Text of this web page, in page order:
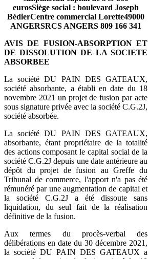
eurosSiège social : boulevard Joseph
BédierCentre commercial Lorette49000
ANGERSRCS ANGERS 809 166 341
AVIS DE FUSION-ABSORPTION ET
DE DISSOLUTION DE LA SOCIETE
ABSORBEE
La société DU PAIN DES GATEAUX,
société absorbante, a établi en date du 18
novembre 2021 un projet de fusion par acte
sous signature privée avec la société C.G.2J,
société absorbée.
La société DU PAIN DES GATEAUX,
absorbante, étant propriétaire de la totalité
des actions composant le capital social de la
société C.G.2J depuis une date antérieure au
dépôt du projet de fusion au Greffe du
Tribunal de commerce, l'apport n'a pas été
rémunéré par une augmentation de capital et
la société C.G.2J a été dissoute sans
liquidation, du seul fait de la réalisation
définitive de la fusion.
Aux termes du procès-verbal des
délibérations en date du 30 décembre 2021,
la société DU PAIN DES GATEAUX a